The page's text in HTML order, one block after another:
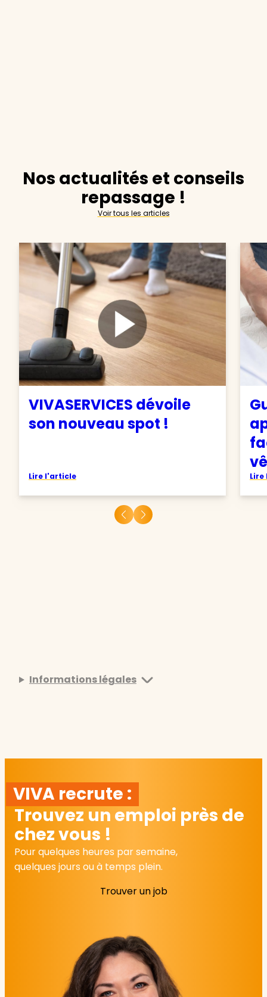
Nos actualités et conseils
repassage !
Voir tous les articles
VIVASERVICES dévoile
son nouveau spot !
Lire l'article
Informations légales
VIVA recrute :
Trouvez un emploi près de
chez vous !
Pour quelques heures par semaine,
quelques jours ou à temps plein.
Trouver un job